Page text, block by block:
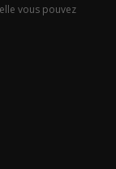
vous pouvez